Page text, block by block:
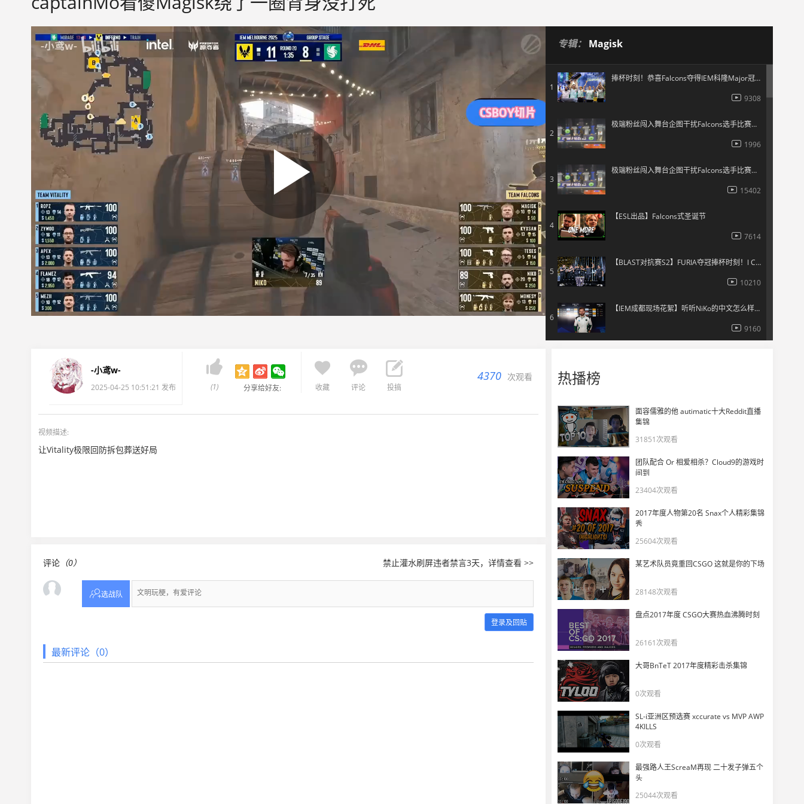
专辑： Magisk
1
捧杯时刻！恭喜Falcons夺得IEM科隆Major冠军！
9308
2
极端粉丝闯入舞台企图干扰Falcons选手比赛进程
1996
3
极端粉丝闯入舞台企图干扰Falcons选手比赛进程
15402
4
【ESL出品】Falcons式圣诞节
7614
5
【BLAST对抗赛S2】FURIA夺冠捧杯时刻！l CS2
10210
6
【IEM成都现场花絮】听听NiKo的中文怎么样？
9160
一时之间难以接受淘汰 Falcons赛后现场实况
14166
8632
9842
马西西看战胜Falcons后EmiliaQAQ爆笑采访
NiKo赛前：那些不大参加Major和大赛的队伍来这就是为了干掉你
-小鸢w-
2025-04-25 10:51:21 发布

(1) 分享给好友:

收藏

评论

投搞
4370 次观看
视频描述:
让Vitality极限回防拆包葬送好局
禁止灌水刷屏违者禁言3天，详情查看 >>
评论 （0）
选战队
登录及回贴
最新评论（0）
热播榜
面容儒雅的他 autimatic十大Reddit直播
集锦
31851次观看
团队配合 Or 相爱相杀？Cloud9的游戏时
间到
23404次观看
2017年度人物第20名 Snax个人精彩集锦
秀
25604次观看
某艺术队员竟重回CSGO 这就是你的下场
28148次观看
盘点2017年度 CSGO大赛热血沸腾时刻
26161次观看
大哥BnTeT 2017年度精彩击杀集锦
0次观看
SL-i亚洲区预选赛 xccurate vs MVP AWP
4KILLS
0次观看
最强路人王ScreaM再现 二十发子弹五个
头
25044次观看